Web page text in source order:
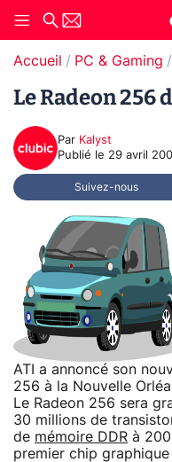
Accueil PC & Gaming
Le Radeon 256
Par Kalyst
Publié le 29 avril
Suivez-nous
ATI a annoncé son
256 à la Nouvelle
Le Radeon 256 sera
30 millions de
de mémoire DDR à
premier chip